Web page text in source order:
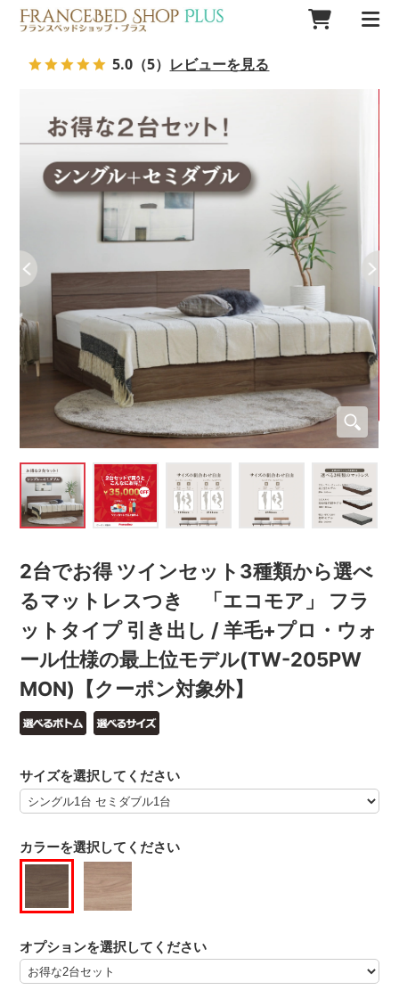
2台でお得 ツインセット3種類から選べ
るマットレスつき 「エコモア」 フラ
ットタイプ 引き出し / 羊毛+プロ・ウォ
ール仕様の最上位モデル(TW-205PW
MON)【クーポン対象外】
カラーを選択してください
サイズを選択してください
オプションを選択してください
5.0 （5） レビューを見る